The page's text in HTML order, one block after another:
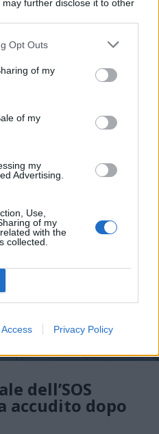
may further disclose it to other
Opt Outs
of my
of my
my
Advertising.
Use,
of my
with the
collected.
Privacy Policy
CALENDE
Sesto Calende
dell’SOS
accudito dopo